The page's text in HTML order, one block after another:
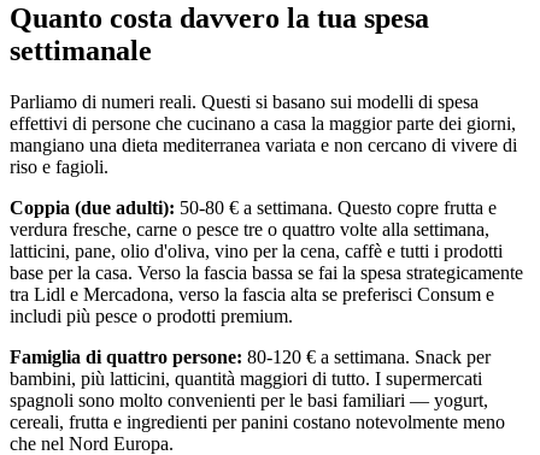
Quanto costa davvero la tua spesa
settimanale
Parliamo di numeri reali. Questi si basano sui modelli di spesa
effettivi di persone che cucinano a casa la maggior parte dei giorni,
mangiano una dieta mediterranea variata e non cercano di vivere di
riso e fagioli.
Coppia (due adulti): 50-80 € a settimana. Questo copre frutta e
verdura fresche, carne o pesce tre o quattro volte alla settimana,
latticini, pane, olio d'oliva, vino per la cena, caffè e tutti i prodotti
base per la casa. Verso la fascia bassa se fai la spesa strategicamente
tra Lidl e Mercadona, verso la fascia alta se preferisci Consum e
includi più pesce o prodotti premium.
Famiglia di quattro persone: 80-120 € a settimana. Snack per
bambini, più latticini, quantità maggiori di tutto. I supermercati
spagnoli sono molto convenienti per le basi familiari — yogurt,
cereali, frutta e ingredienti per panini costano notevolmente meno
che nel Nord Europa.